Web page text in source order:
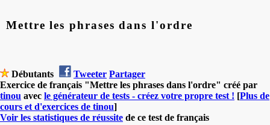
Mettre les phrases dans l'ordre
Débutants Tweeter Partager
Exercice de français "Mettre les phrases dans l'ordre" créé par
tinou avec le générateur de tests - créez votre propre test ! [Plus de
cours et d'exercices de tinou]
Voir les statistiques de réussite de ce test de français